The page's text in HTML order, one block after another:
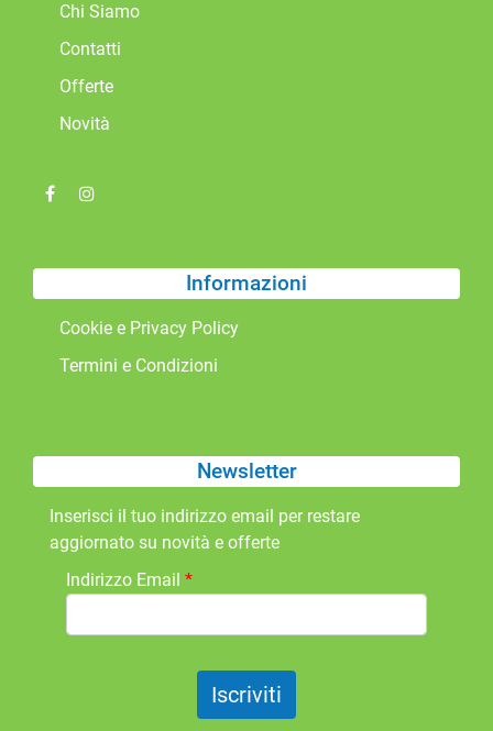
Chi Siamo
Contatti
Offerte
Novità
Informazioni
Cookie e Privacy Policy
Termini e Condizioni
Newsletter
Inserisci il tuo indirizzo email per restare
aggiornato su novità e offerte
Indirizzo Email *